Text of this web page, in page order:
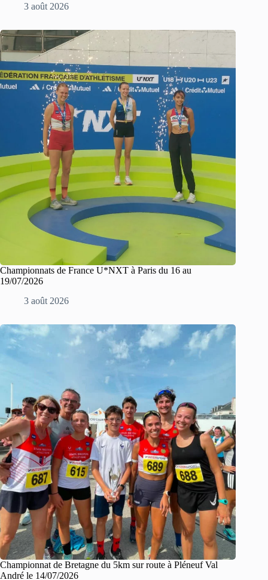
3 août 2026
Championnats de France U*NXT à Paris du 16 au
19/07/2026
3 août 2026
Championnat de Bretagne du 5km sur route à Pléneuf Val
André le 14/07/2026